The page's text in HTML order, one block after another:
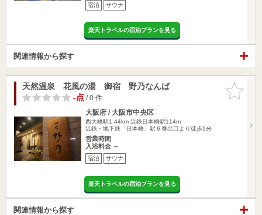
宿泊 サウナ
楽天トラベルの宿泊プランを見る
関連情報から探す
お気に入
りに追加
天然温泉 花風の湯 御宿 野乃なんば
-点/ 0 件
大阪府 / 大阪市中央区
西大橋駅1.44km 近鉄日本橋駅114m
近鉄・地下鉄「日本橋」駅６番出口より徒歩1分
営業時間
入浴料金 ～
宿泊 サウナ
楽天トラベルの宿泊プランを見る
関連情報から探す